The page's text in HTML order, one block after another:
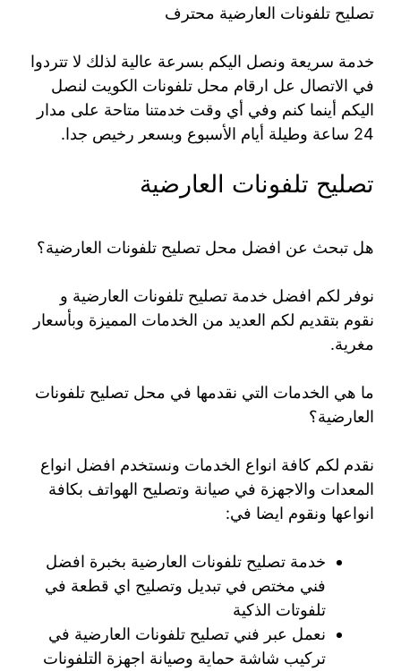
تصليح تلفونات العارضية محترف
خدمة سريعة ونصل اليكم بسرعة عالية لذلك لا تتردوا
في الاتصال عل ارقام محل تلفونات الكويت لنصل
اليكم أينما كنم وفي أي وقت خدمتنا متاحة على مدار
24 ساعة وطيلة أيام الأسبوع وبسعر رخيص جدا.
تصليح تلفونات العارضية
هل تبحث عن افضل محل تصليح تلفونات العارضية؟
نوفر لكم افضل خدمة تصليح تلفونات العارضية و
نقوم بتقديم لكم العديد من الخدمات المميزة وبأسعار
مغرية.
ما هي الخدمات التي نقدمها في محل تصليح تلفونات
العارضية؟
نقدم لكم كافة انواع الخدمات ونستخدم افضل انواع
المعدات والاجهزة في صيانة وتصليح الهواتف بكافة
انواعها ونقوم ايضا في:
خدمة تصليح تلفونات العارضية بخبرة افضل
فني مختص في تبديل وتصليح اي قطعة في
تلفوتات الذكية
نعمل عبر فني تصليح تلفونات العارضية في
تركيب شاشة حماية وصيانة اجهزة التلفونات